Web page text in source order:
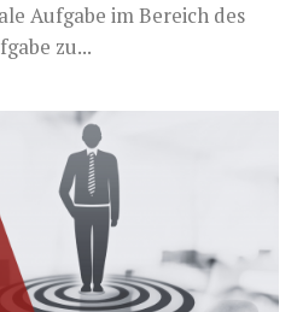
Aufgabe im Bereich des
zu...